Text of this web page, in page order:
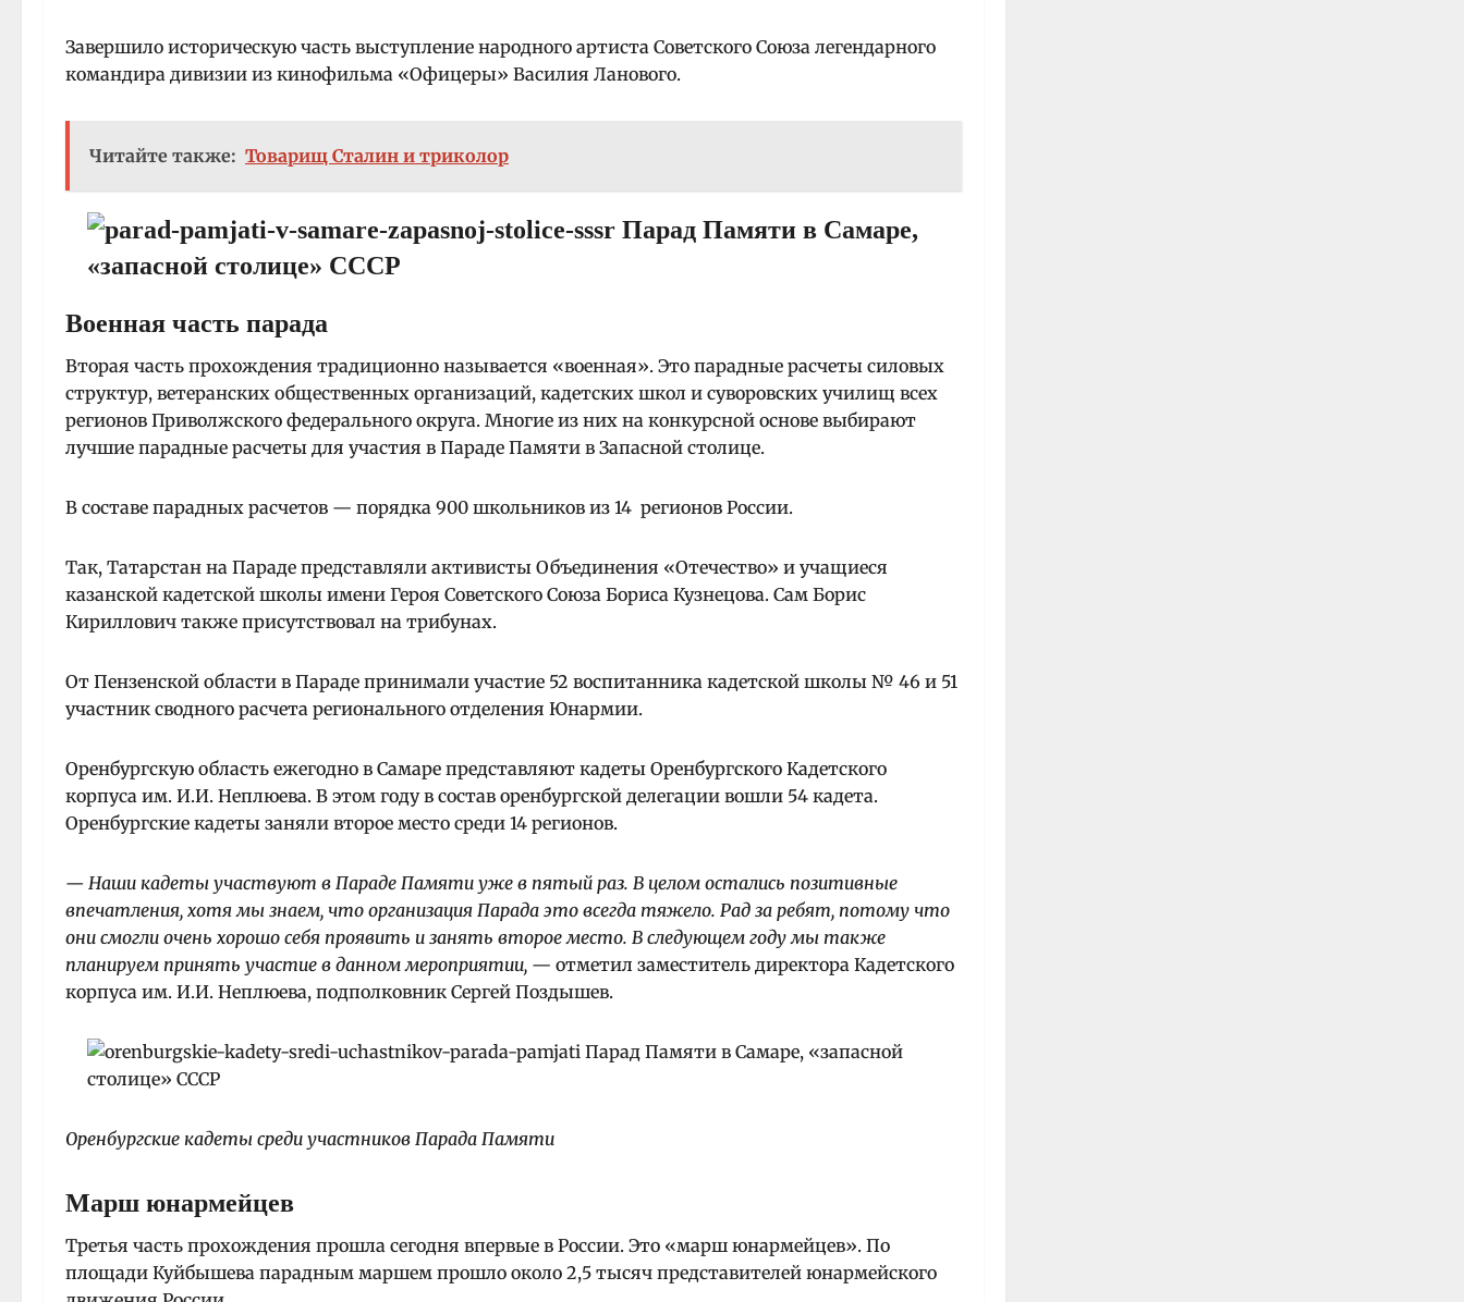
Завершило историческую часть выступление народного артиста Советского Союза легендарного
командира дивизии из кинофильма «Офицеры» Василия Ланового.
Читайте также: Товарищ Сталин и триколор
Военная часть парада
Вторая часть прохождения традиционно называется «военная». Это парадные расчеты силовых
структур, ветеранских общественных организаций, кадетских школ и суворовских училищ всех
регионов Приволжского федерального округа. Многие из них на конкурсной основе выбирают
лучшие парадные расчеты для участия в Параде Памяти в Запасной столице.
В составе парадных расчетов — порядка 900 школьников из 14 регионов России.
Так, Татарстан на Параде представляли активисты Объединения «Отечество» и учащиеся
казанской кадетской школы имени Героя Советского Союза Бориса Кузнецова. Сам Борис
Кириллович также присутствовал на трибунах.
От Пензенской области в Параде принимали участие 52 воспитанника кадетской школы № 46 и 51
участник сводного расчета регионального отделения Юнармии.
Оренбургскую область ежегодно в Самаре представляют кадеты Оренбургского Кадетского
корпуса им. И.И. Неплюева. В этом году в состав оренбургской делегации вошли 54 кадета.
Оренбургские кадеты заняли второе место среди 14 регионов.
— Наши кадеты участвуют в Параде Памяти уже в пятый раз. В целом остались позитивные
впечатления, хотя мы знаем, что организация Парада это всегда тяжело. Рад за ребят, потому что
они смогли очень хорошо себя проявить и занять второе место. В следующем году мы также
планируем принять участие в данном мероприятии, — отметил заместитель директора Кадетского
корпуса им. И.И. Неплюева, подполковник Сергей Поздышев.
Оренбургские кадеты среди участников Парада Памяти
Марш юнармейцев
Третья часть прохождения прошла сегодня впервые в России. Это «марш юнармейцев». По
площади Куйбышева парадным маршем прошло около 2,5 тысяч представителей юнармейского